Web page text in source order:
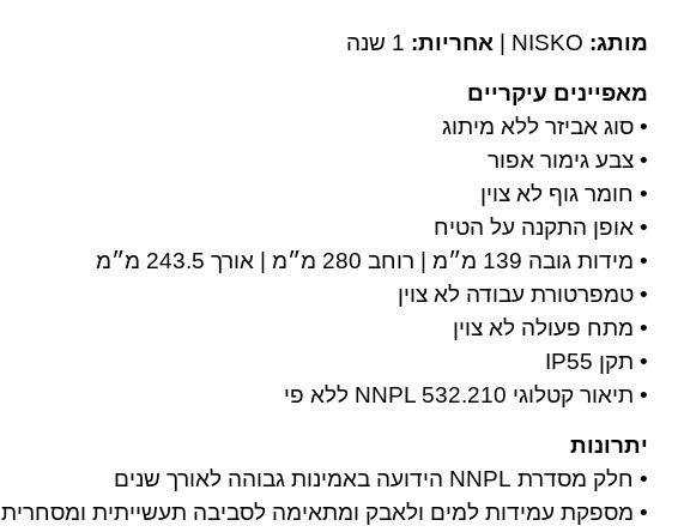
מותג: אחריות:
מאפיינים עיקריים
• סוג אביזר ללא מיתוג
• צבע גימור אפור
• חומר גוף לא צוין
• אופן התקנה על הטיח
• מידות גובה 139 מ״מ | רוחב 280 מ״מ | אורך 243.5 מ״מ
• טמפרטורת עבודה לא צוין
• מתח פעולה לא צוין
• תקן IP55
• תיאור קטלוגי NNPL 532.210 ללא פי
יתרונות
• חלק מסדרת NNPL הידועה באמינות גבוהה לאורך שנים
• מספקת עמידות למים ולאבק ומתאימה לסביבה תעשייתית ומסחרית